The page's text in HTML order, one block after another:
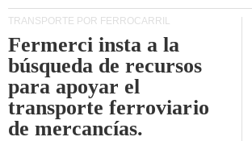
TRANSPORTE POR FERROCARRIL
Fermerci insta a la
búsqueda de recursos
para apoyar el
transporte ferroviario
de mercancías.